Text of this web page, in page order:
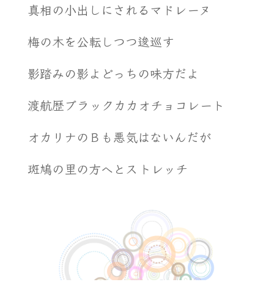
真相の小出しにされるマドレーヌ
梅の木を公転しつつ逡巡す
影踏みの影よどっちの味方だよ
渡航歴ブラックカカオチョコレート
オカリナのＢも悪気はないんだが
斑鳩の里の方へとストレッチ